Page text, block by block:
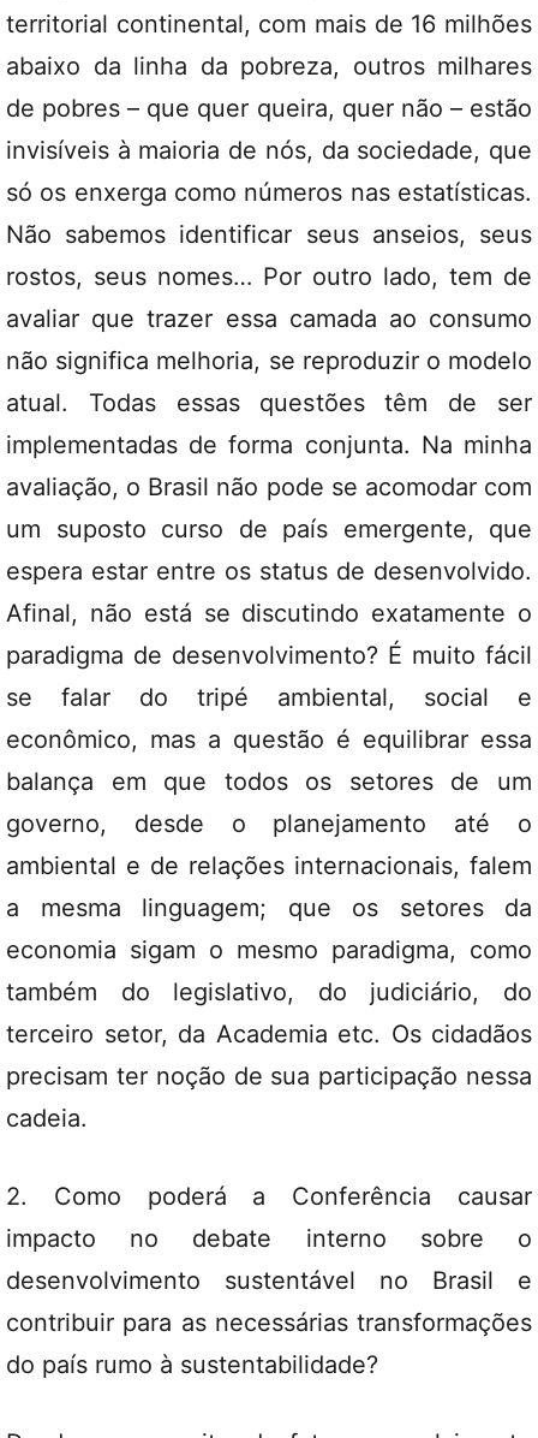
territorial continental, com mais de 16 milhões
abaixo da linha da pobreza, outros milhares
de pobres – que quer queira, quer não – estão
invisíveis à maioria de nós, da sociedade, que
só os enxerga como números nas estatísticas.
Não sabemos identificar seus anseios, seus
rostos, seus nomes… Por outro lado, tem de
avaliar que trazer essa camada ao consumo
não significa melhoria, se reproduzir o modelo
atual. Todas essas questões têm de ser
implementadas de forma conjunta. Na minha
avaliação, o Brasil não pode se acomodar com
um suposto curso de país emergente, que
espera estar entre os status de desenvolvido.
Afinal, não está se discutindo exatamente o
paradigma de desenvolvimento? É muito fácil
se falar do tripé ambiental, social e
econômico, mas a questão é equilibrar essa
balança em que todos os setores de um
governo, desde o planejamento até o
ambiental e de relações internacionais, falem
a mesma linguagem; que os setores da
economia sigam o mesmo paradigma, como
também do legislativo, do judiciário, do
terceiro setor, da Academia etc. Os cidadãos
precisam ter noção de sua participação nessa
cadeia.
2. Como poderá a Conferência causar
impacto no debate interno sobre o
desenvolvimento sustentável no Brasil e
contribuir para as necessárias transformações
do país rumo à sustentabilidade?